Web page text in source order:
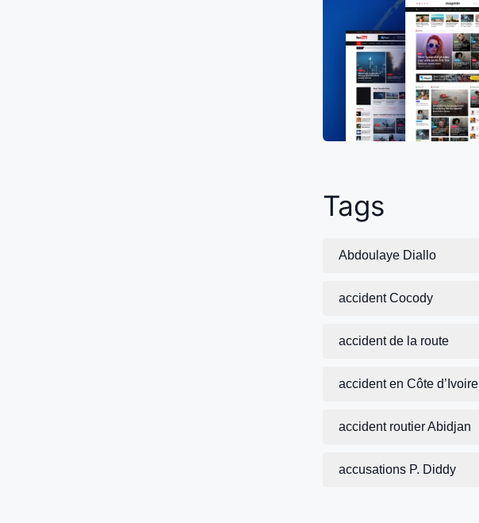
Tags
Abdoulaye Diallo
accident Cocody
accident de la route
accident en Côte d’Ivoire
accident routier Abidjan
accusations P. Diddy